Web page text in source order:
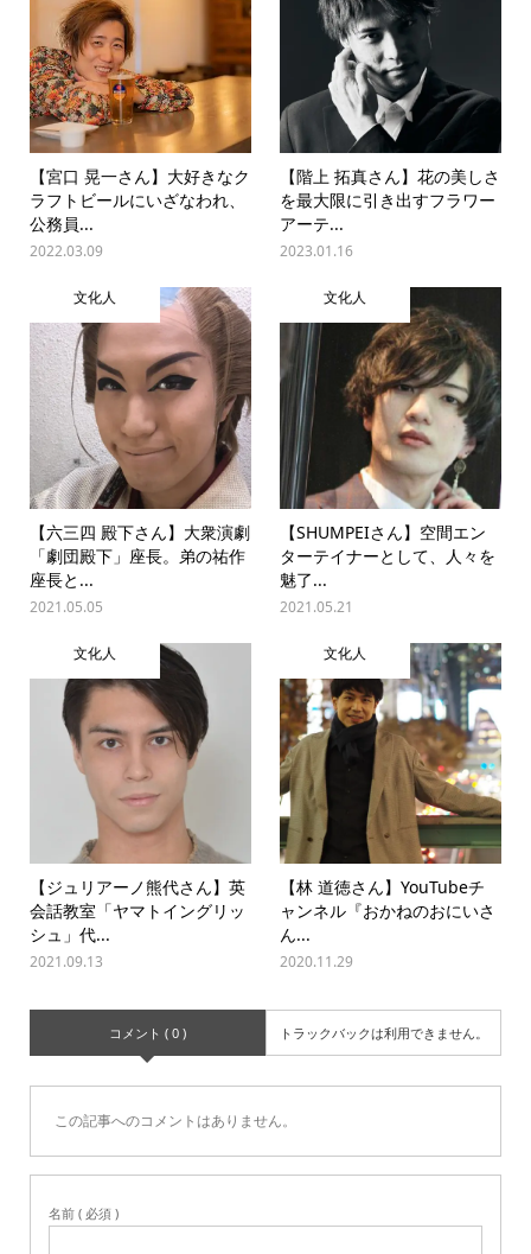
【宮口 晃一さん】大好きなク
ラフトビールにいざなわれ、
公務員...
2022.03.09
【階上 拓真さん】花の美しさ
を最大限に引き出すフラワー
アーテ...
2023.01.16
文化人
【六三四 殿下さん】大衆演劇
「劇団殿下」座長。弟の祐作
座長と...
2021.05.05
文化人
【SHUMPEIさん】空間エン
ターテイナーとして、人々を
魅了...
2021.05.21
文化人
【ジュリアーノ熊代さん】英
会話教室「ヤマトイングリッ
シュ」代...
2021.09.13
文化人
【林 道徳さん】YouTubeチ
ャンネル『おかねのおにいさ
ん...
2020.11.29
コメント ( 0 ) トラックバックは利用できません。
この記事へのコメントはありません。
名前 ( 必須 )